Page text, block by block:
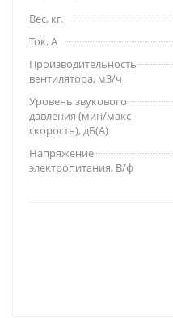
Вес, кг.
Ток, А
Производительность
вентилятора, м3/ч
Уровень звукового
давления (мин/макс
скорость), дБ(A)
Напряжение
электропитания, В/ф